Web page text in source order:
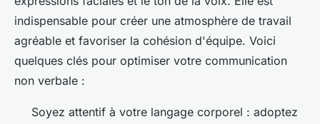
indispensable pour créer une atmosphère de travail
agréable et favoriser la cohésion d'équipe. Voici
quelques clés pour optimiser votre communication
non verbale :
Soyez attentif à votre langage corporel : adoptez